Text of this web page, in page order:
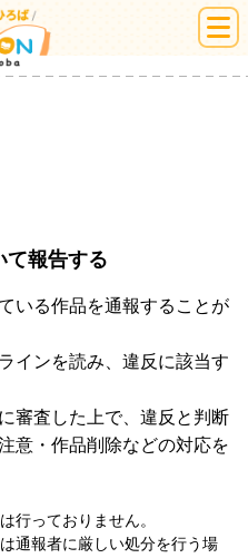
絵本ひろば
て報告する
いる作品を通報することが
インを読み、違反に該当す
審査した上で、違反と判断
意・作品削除などの対応を
行っておりません。
通報者に厳しい処分を行う場